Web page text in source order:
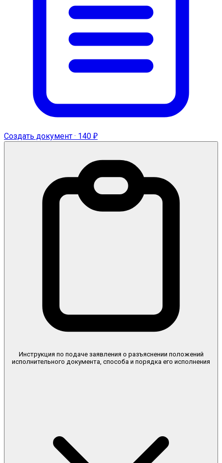
Создать документ · 140 ₽
Инструкция по подаче заявления о разъяснении положений
исполнительного документа, способа и порядка его исполнения